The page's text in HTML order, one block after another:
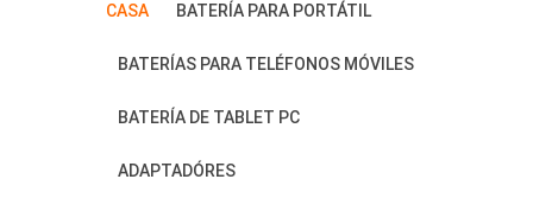
CASA BATERÍA PARA PORTÁTIL
BATERÍAS PARA TELÉFONOS MÓVILES
BATERÍA DE TABLET PC
ADAPTADÓRES